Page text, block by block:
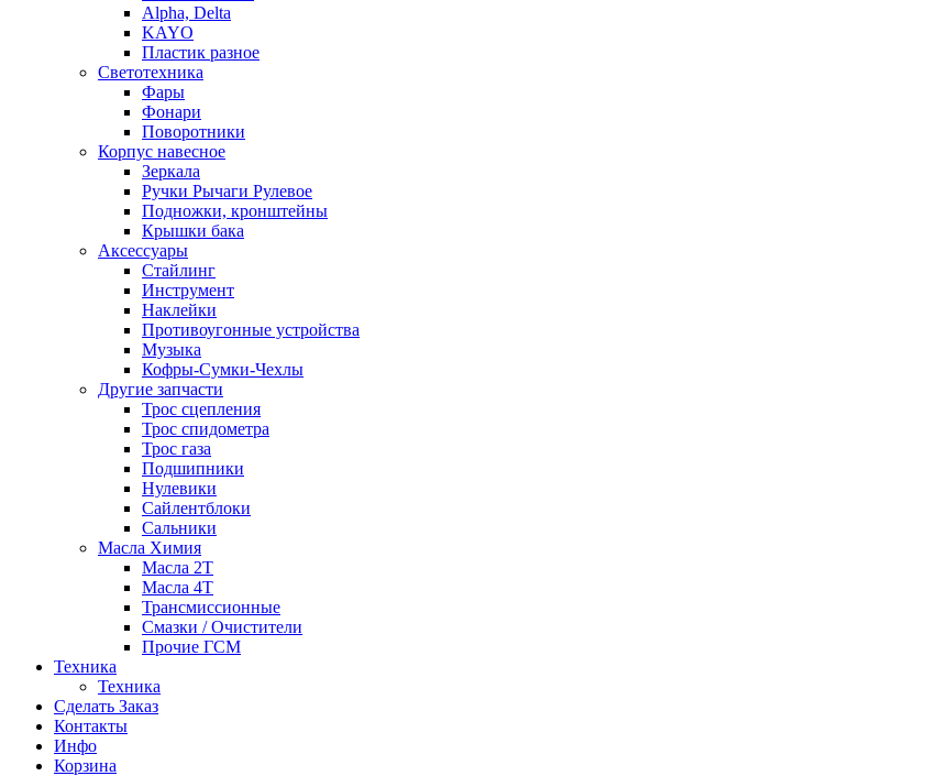
Alpha, Delta
KAYO
Пластик разное
Светотехника
Фары
Фонари
Поворотники
Корпус навесное
Зеркала
Ручки Рычаги Рулевое
Подножки, кронштейны
Крышки бака
Аксессуары
Стайлинг
Инструмент
Наклейки
Противоугонные устройства
Музыка
Кофры-Сумки-Чехлы
Другие запчасти
Трос сцепления
Трос спидометра
Трос газа
Подшипники
Нулевики
Сайлентблоки
Сальники
Масла Химия
Масла 2Т
Масла 4Т
Трансмиссионные
Смазки / Очистители
Прочие ГСМ
Техника
Техника
Сделать Заказ
Контакты
Инфо
Корзина